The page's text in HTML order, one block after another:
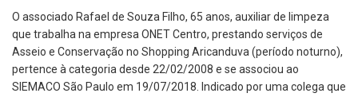
O associado Rafael de Souza Filho, 65 anos, auxiliar de limpeza
que trabalha na empresa ONET Centro, prestando serviços de
Asseio e Conservação no Shopping Aricanduva (período noturno),
pertence à categoria desde 22/02/2008 e se associou ao
SIEMACO São Paulo em 19/07/2018. Indicado por uma colega que